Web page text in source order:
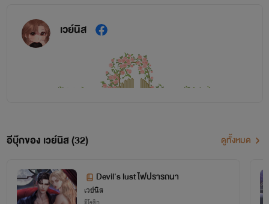
เวย์นิส
ห้ามคัดลอกเนื้อหาหรือดัดแปลงเนื้อหา
นิยายทุกเรื่องกลั่นกรองออกมาจากสมองของตัวเอง
อีบุ๊กของ เวย์นิส (32) ดูทั้งหมด
Devil's lust ไฟปรารถนา
เวย์นิส